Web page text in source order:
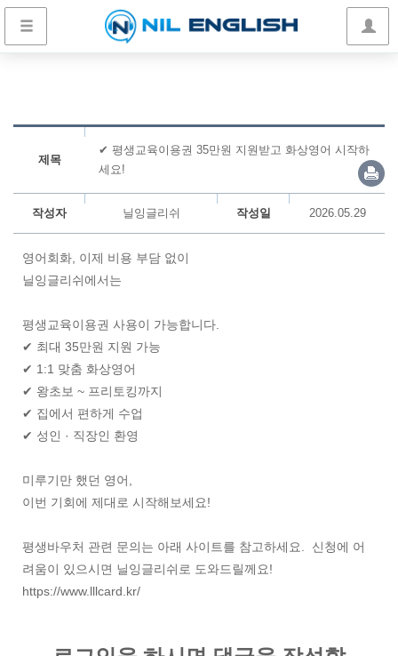
제목
✔ 평생교육이용권 35만원 지원받고 화상영어 시작하
세요!
작성자 닐잉글리쉬 작성일 2026.05.29
영어회화, 이제 비용 부담 없이
닐잉글리쉬에서는
평생교육이용권 사용이 가능합니다.
✔ 최대 35만원 지원 가능
✔ 1:1 맞춤 화상영어
✔ 왕초보 ~ 프리토킹까지
✔ 집에서 편하게 수업
✔ 성인 · 직장인 환영
미루기만 했던 영어,
이번 기회에 제대로 시작해보세요!
평생바우처 관련 문의는 아래 사이트를 참고하세요. 신청에 어
려움이 있으시면 닐잉글리쉬로 도와드릴께요!
https://www.lllcard.kr/